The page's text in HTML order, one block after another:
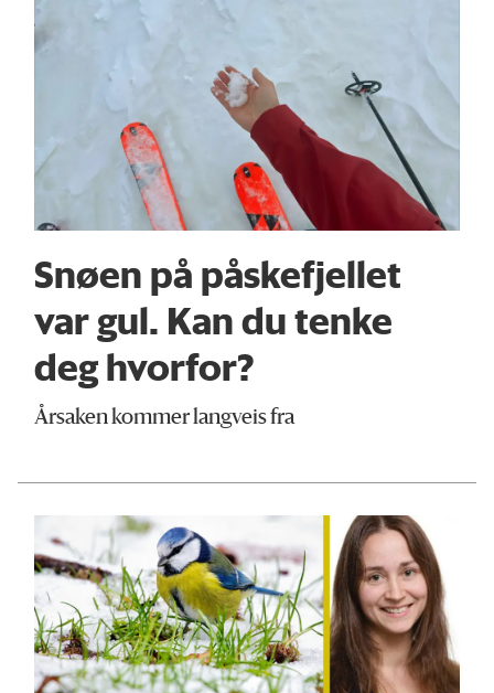
Snøen på påskefjellet
var gul. Kan du tenke
deg hvorfor?
Årsaken kommer langveis fra